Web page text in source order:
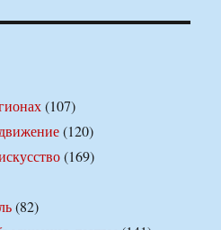
(107)
(120)
(169)
(82)